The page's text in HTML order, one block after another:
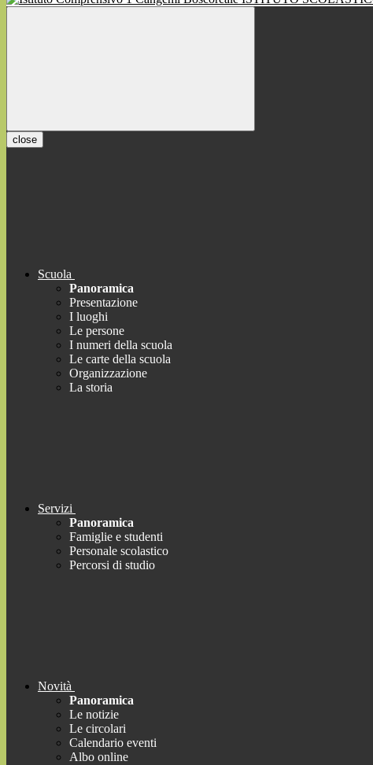
close
Scuola
Panoramica
Presentazione
I luoghi
Le persone
I numeri della scuola
Le carte della scuola
Organizzazione
La storia
Servizi
Panoramica
Famiglie e studenti
Personale scolastico
Percorsi di studio
Novità
Panoramica
Le notizie
Le circolari
Calendario eventi
Albo online